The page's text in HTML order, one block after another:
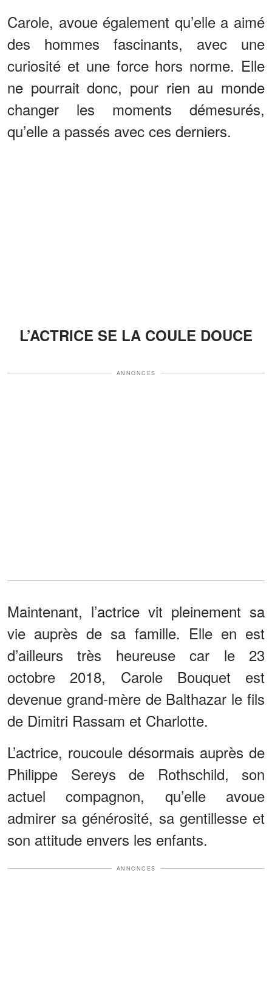
Carole, avoue également qu’elle a aimé
des hommes fascinants, avec une
curiosité et une force hors norme. Elle
ne pourrait donc, pour rien au monde
changer les moments démesurés,
qu’elle a passés avec ces derniers.
L’ACTRICE SE LA COULE DOUCE
ANNONCES
Maintenant, l’actrice vit pleinement sa
vie auprès de sa famille. Elle en est
d’ailleurs très heureuse car le 23
octobre 2018, Carole Bouquet est
devenue grand-mère de Balthazar le fils
de Dimitri Rassam et Charlotte.
L’actrice, roucoule désormais auprès de
Philippe Sereys de Rothschild, son
actuel compagnon, qu’elle avoue
admirer sa générosité, sa gentillesse et
son attitude envers les enfants.
ANNONCES